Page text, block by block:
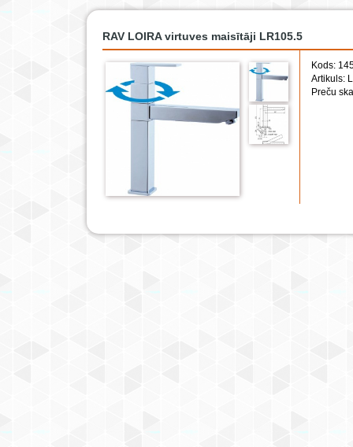
RAV LOIRA virtuves maisītāji LR105.5
Kods:
Artikuls:
Preču